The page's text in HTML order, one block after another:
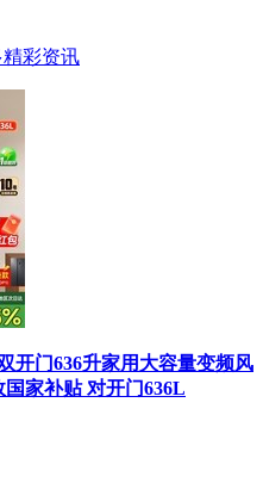
彩资讯
开门636升家用大容量变频风
家补贴 对开门636L